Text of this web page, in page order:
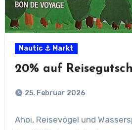
Nautic ⚓ Markt
20% auf
25. Februar 2026
Ahoi, Reisevögel und